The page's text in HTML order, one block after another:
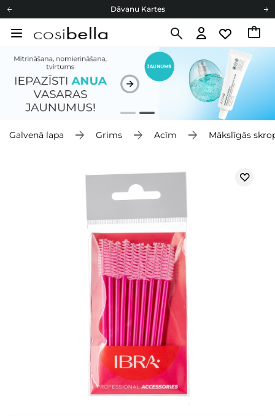
Dāvanu Kartes
Cosibella lojalitātes programma
Dāvanu Kartes
Galvenā lapa Grims Acīm Mākslīgās